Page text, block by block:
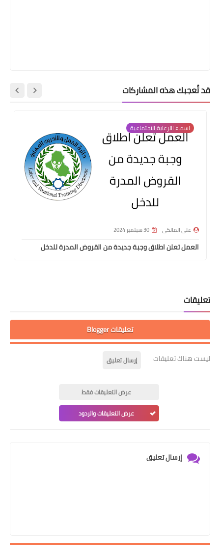
قد تُعجبك هذه المشاركات
اسماء االرعاية الاجتماعية
علي المالكي 30 سبتمبر 2024
العمل تعلن اطلاق وجبة جديدة من القروض المدرة للدخل
تعليقات
تعليقات Blogger
ليست هناك تعليقات إرسال تعليق
عرض التعليقات فقط
عرض التعليقات والردود
إرسال تعليق